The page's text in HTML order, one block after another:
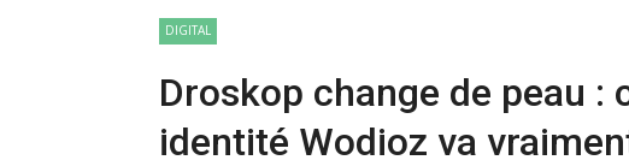
DIGITAL
Droskop change de peau :
identité Wodioz va